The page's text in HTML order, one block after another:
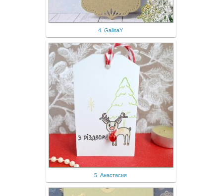
4. GalinaY
5. Анастасия